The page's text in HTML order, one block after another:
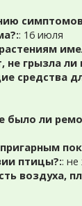
: 16 июля
грызла
было ли
птицы?:: не
воздуха,